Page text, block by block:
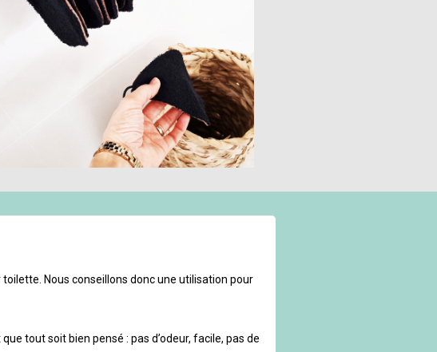
Nous conseillons donc une utilisation pour
tout soit bien pensé : pas d’odeur, facile, pas de